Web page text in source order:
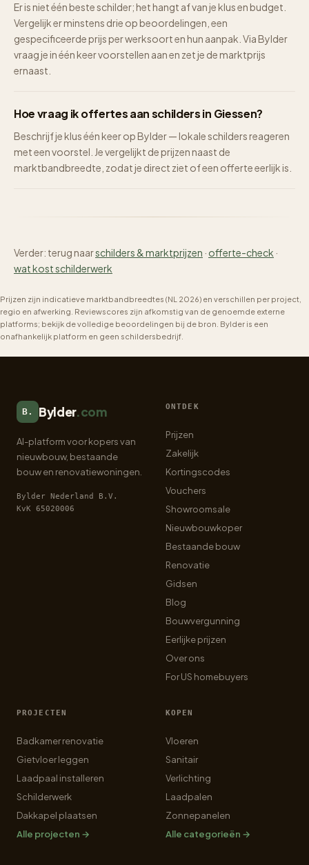
Er is niet één beste schilder; het hangt af van je klus en budget.
Vergelijk er minstens drie op beoordelingen, een
gespecificeerde prijs per werksoort en hun aanpak. Via Bylder
vraag je in één keer voorstellen aan en zet je de marktprijs
ernaast.
Hoe vraag ik offertes aan schilders in Giessen?
Beschrijf je klus één keer op Bylder — lokale schilders reageren
met een voorstel. Je vergelijkt de prijzen naast de
marktbandbreedte, zodat je direct ziet of een offerte eerlijk is.
Verder: terug naarschilders & marktprijzen · offerte-check ·
wat kost schilderwerk
Prijzen zijn indicatieve marktbandbreedtes (NL 2026) en verschillen per project,
regio en afwerking. Reviewscores zijn afkomstig van de genoemde externe
platforms; bekijk de volledige beoordelingen bij de bron. Bylder is een
onafhankelijk platform en geen schildersbedrijf.
B. Bylder.com
AI-platform voor kopers van
nieuwbouw, bestaande
bouw en renovatiewoningen.
Bylder Nederland B.V.
KvK 65020006
ONTDEK
Prijzen
Zakelijk
Kortingscodes
Vouchers
Showroomsale
Nieuwbouwkoper
Bestaande bouw
Renovatie
Gidsen
Blog
Bouwvergunning
Eerlijke prijzen
Over ons
For US homebuyers
PROJECTEN
Badkamer renovatie
Gietvloer leggen
Laadpaal installeren
Schilderwerk
Dakkapel plaatsen
Alle projecten →
KOPEN
Vloeren
Sanitair
Verlichting
Laadpalen
Zonnepanelen
Alle categorieën →